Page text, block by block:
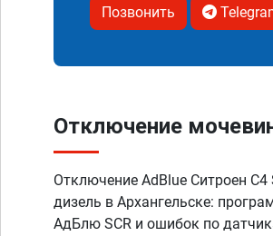
Позвонить
Отключение
Отключение AdBlue Ситроен C4
дизель в Архангельске:
АдБлю SCR и ошибок по